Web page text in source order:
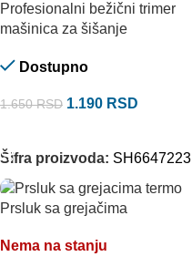
Profesionalni bežični trimer
mašinica za šišanje
Dostupno
1.650RSD 1.190 RSD
Šifra proizvoda: SH6647223
Prsluk sa grejačima
Nema na stanju